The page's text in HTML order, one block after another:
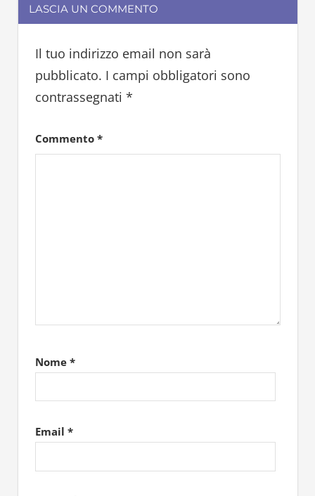
LASCIA UN COMMENTO
Il tuo indirizzo email non sarà
pubblicato. I campi obbligatori sono
contrassegnati *
Commento *
Nome *
Email *